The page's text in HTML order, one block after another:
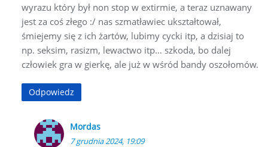
wyrazu który był non stop w extirmie, a teraz uznawany
jest za coś złego :/ nas szmatławiec ukształtował,
śmiejemy się z ich żartów, lubimy cycki itp, a dzisiaj to
np. seksim, rasizm, lewactwo itp… szkoda, bo dalej
człowiek gra w gierkę, ale już w wśród bandy oszołomów.
Odpowiedz
Mordas
7 grudnia 2024, 19:09